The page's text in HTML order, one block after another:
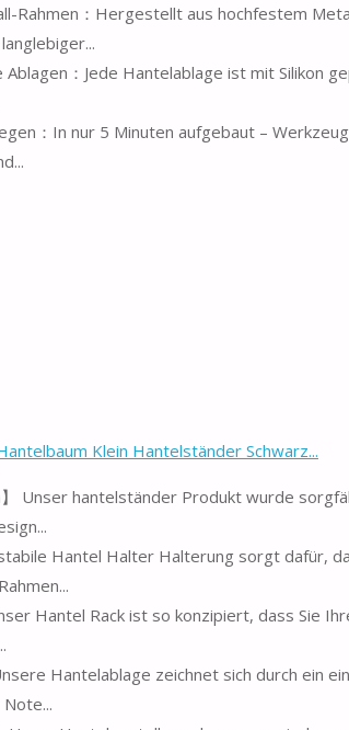
Rahmen：Hergestellt aus hochfestem
：Jede Hantelablage ist mit Silikon
：In nur 5 Minuten aufgebaut –
Klein Hantelständer Schwarz...
Unser hantelständer Produkt wurde
Hantel Halter Halterung sorgt dafür,
Hantel Rack ist so konzipiert, dass Sie
Hantelablage zeichnet sich durch ein